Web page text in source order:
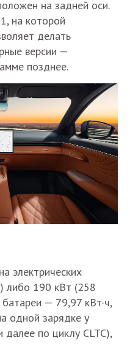
на задней оси.
на которой
делать
версии —
позднее.
электрических
либо 190 кВт (258
— 79,97 кВт·ч,
одной зарядке у
по циклу CLTC),